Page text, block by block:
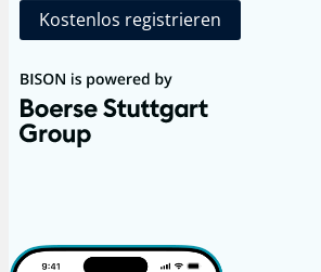
Kostenlos registrieren